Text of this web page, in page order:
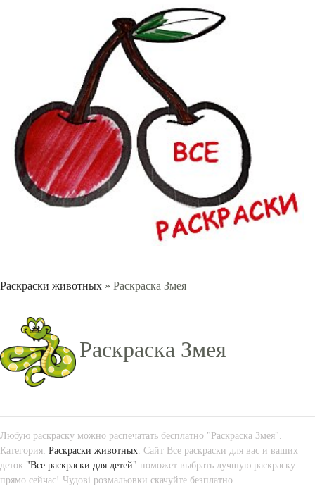
Раскраски животных » Раскраска Змея
Раскраска Змея
Любую раскраску можно распечатать бесплатно "Раскраска Змея".
Категория: Раскраски животных . Сайт Все раскраски для вас и ваших
деток "Все раскраски для детей" поможет выбрать лучшую раскраску
прямо сейчас! Чудові розмальовки скачуйте безплатно.